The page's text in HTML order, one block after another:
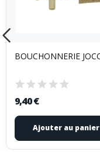
9,40 €
Ajouter au panier